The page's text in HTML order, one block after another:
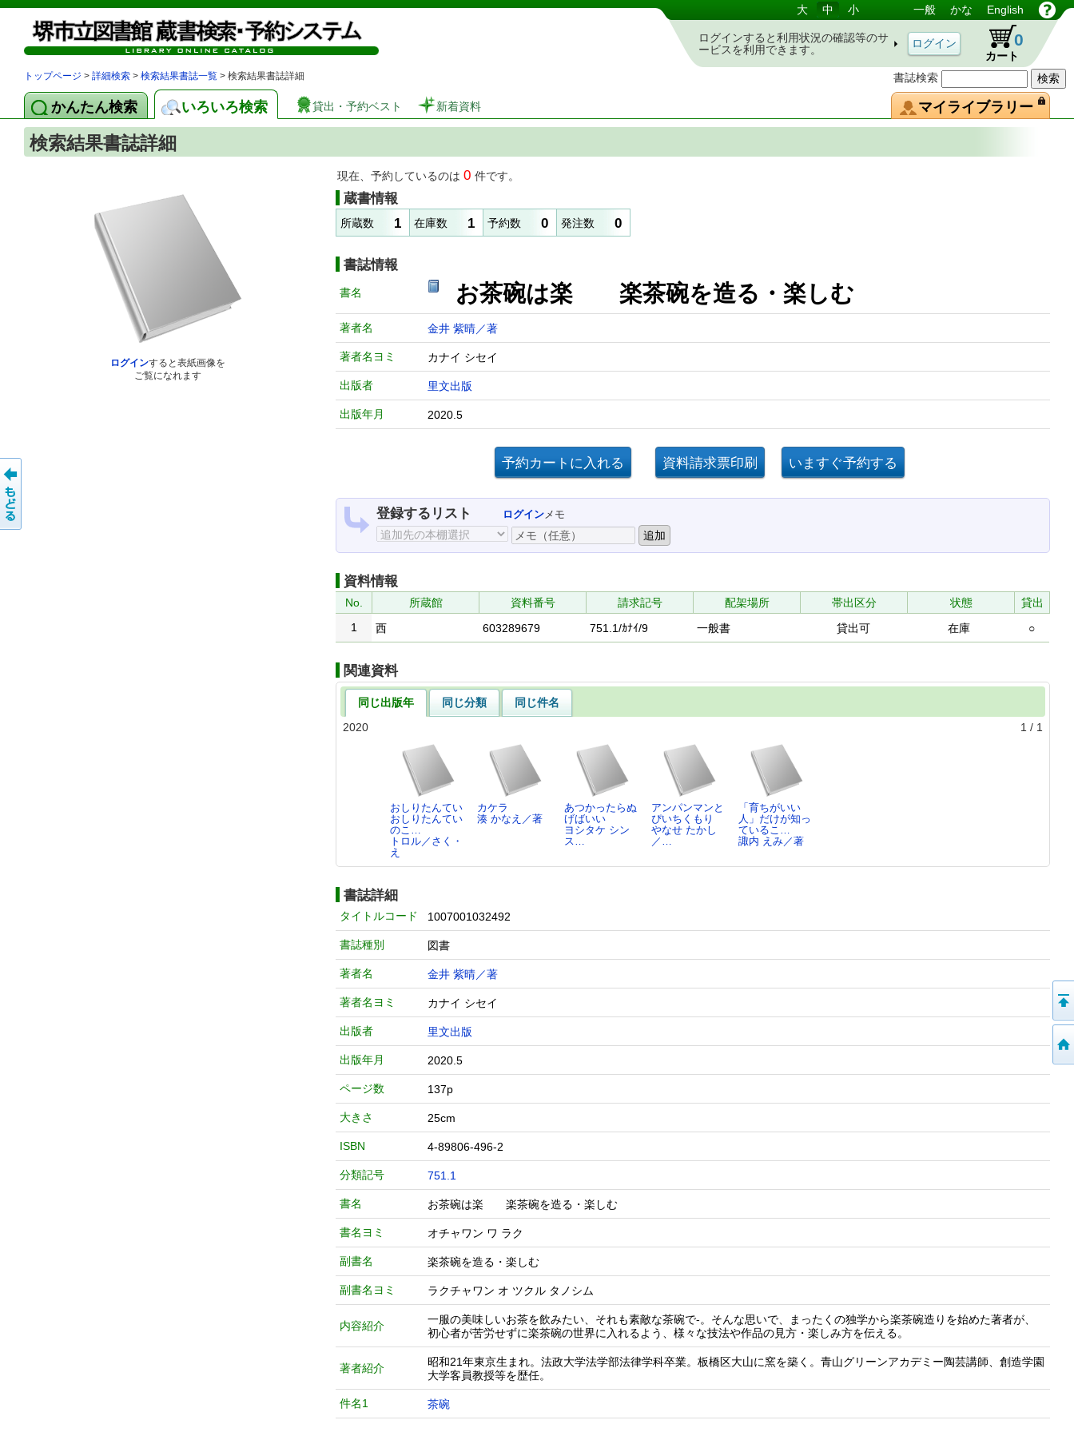
図書館 蔵書検索・予約システム
書誌検索
大 中 小 一般 かな English
ログインすると利用状況の確認等のサ
ービスを利用できます。
カート
0
トップページ > 詳細検索 > 検索結果書誌一覧 > 検索結果書誌詳細
かんたん検索 いろいろ検索 貸出・予約ベスト 新着資料 マイライブラリー
検索結果書誌詳細
ログインすると表紙画像を
ご覧になれます
現在、予約しているのは 0 件です。
蔵書情報
所蔵数 1 在庫数 1 予約数 0 発注数 0
書誌情報
書名 お茶碗は楽 楽茶碗を造る・楽しむ
著者名 金井 紫晴／著
著者名ヨミ カナイ シセイ
出版者 里文出版
出版年月 2020.5
登録するリスト ログインメモ
資料情報
No. 所蔵館 資料番号 請求記号 配架場所 帯出区分 状態
貸出
1
西 603289679 751.1/ｶﾅｲ/9 一般書 貸出可 在庫 ○
関連資料
同じ出版年 同じ分類
同じ件名
2020
1 / 1
おしりたんてい
おしりたんてい
のこ…
トロル／さく・
え
カケラ
湊 かなえ／著
あつかったらぬ
げばいい
ヨシタケ シン
ス…
アンパンマンと
ぴいちくもり
やなせ たかし
／…
「育ちがいい
人」だけが知っ
ているこ…
諏内 えみ／著
書誌詳細
タイトルコード 1007001032492
書誌種別 図書
著者名 金井 紫晴／著
著者名ヨミ カナイ シセイ
出版者 里文出版
出版年月 2020.5
ページ数 137p
大きさ 25cm
ISBN 4-89806-496-2
分類記号 751.1
書名 お茶碗は楽 楽茶碗を造る・楽しむ
書名ヨミ オチャワン ワ ラク
副書名 楽茶碗を造る・楽しむ
副書名ヨミ ラクチャワン オ ツクル タノシム
内容紹介
一服の美味しいお茶を飲みたい、それも素敵な茶碗で-。そんな思いで、まったくの独学から楽茶碗造りを始めた著者が、
初心者が苦労せずに楽茶碗の世界に入れるよう、様々な技法や作品の見方・楽しみ方を伝える。
著者紹介
昭和21年東京生まれ。法政大学法学部法律学科卒業。板橋区大山に窯を築く。青山グリーンアカデミー陶芸講師、創造学園
大学客員教授等を歴任。
件名1 茶碗